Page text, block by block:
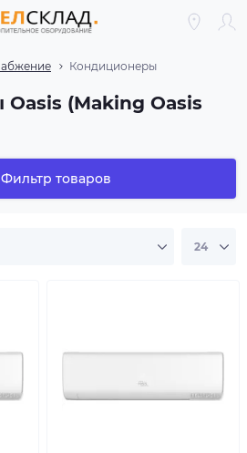
Кондиционеры
(Making Oasis
Фильтр товаров